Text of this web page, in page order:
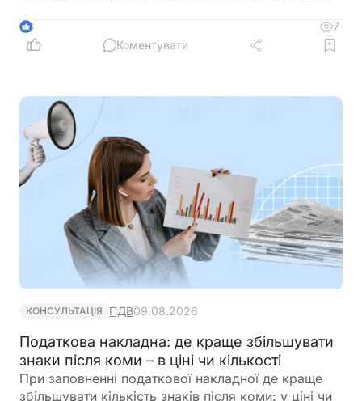
податкову та відкоригувати зарплатну звітність? І
чи повинен він повернути виплачену йому
3
7
Коментувати
КОНСУЛЬТАЦІЯ ПДВ09.08.2026
Податкова накладна: де краще збільшувати
знаки після коми – в ціні чи кількості
При заповненні податкової накладної де краще
збільшувати кількість знаків після коми: у ціні чи